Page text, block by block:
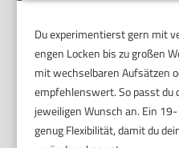
Du experimentierst gern mit
engen Locken bis zu großen
mit wechselbaren Aufsätzen
empfehlenswert. So passt du
jeweiligen Wunsch an. Ein
genug Flexibilität, damit du